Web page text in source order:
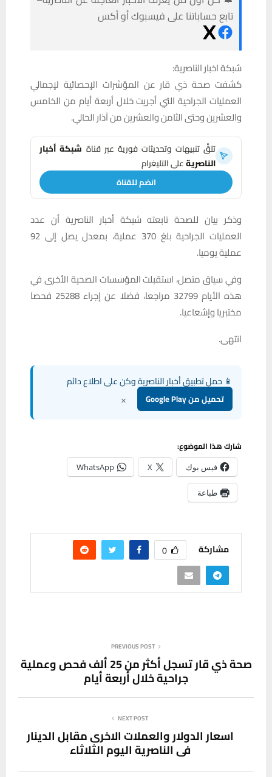
تابع حساباتنا على فيسبوك أو أكس
شبكة اخبار الناصرية:
كشفت صحة ذي قار عن المؤشرات الإحصائية لإجمالي
العمليات الجراحية التي أجريت خلال أربعة أيام من الخامس
والعشرين وحتى الثامن والعشرين من آذار الحالي.
تلقَّ تنبيهات وتحديثات فورية عبر قناة شبكة أخبار
الناصريةعلى التليغرام
انضم للقناة
وذكر بيان للصحة تابعته شبكة أخبار الناصرية أن عدد
العمليات الجراحية بلغ 370 عملية، بمعدل يصل إلى 92
عملية يوميا.
وفي سياق متصل، استقبلت المؤسسات الصحية الأخرى في
هذه الأيام 32799 مراجعا، فضلا عن إجراء 25288 فحصا
مختبريا وإشعاعيا.
انتهى.
📱 حمل تطبيق أخبار الناصرية وكن على اطلاع دائم
تحميل من Google Play ×
شارك هذا الموضوع:
فيس بوك X
WhatsApp
طباعة
مشاركة 0
PREVIOUS POST
صحة ذي قار تسجل أكثر من 25 ألف فحص وعملية
جراحية خلال أربعة أيام
NEXT POST
اسعار الدولار والعملات الاخرى مقابل الدينار
في الناصرية اليوم الثلاثاء